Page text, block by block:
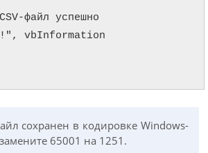
vbInformation
сохранен в кодировке Windows-
65001 на 1251.